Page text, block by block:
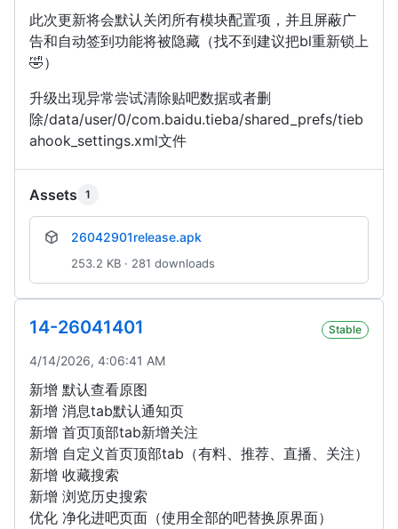
此次更新将会默认关闭所有模块配置项，并且屏蔽广
告和自动签到功能将被隐藏（找不到建议把bl重新锁上
🤣）
升级出现异常尝试清除贴吧数据或者删
除/data/user/0/com.baidu.tieba/shared_prefs/tieb
ahook_settings.xml文件
Assets 1
26042901release.apk
253.2 KB · 281 downloads
14-26041401 Stable
4/14/2026, 4:06:41 AM
新增 默认查看原图
新增 消息tab默认通知页
新增 首页顶部tab新增关注
新增 自定义首页顶部tab（有料、推荐、直播、关注）
新增 收藏搜索
新增 浏览历史搜索
优化 净化进吧页面（使用全部的吧替换原界面）